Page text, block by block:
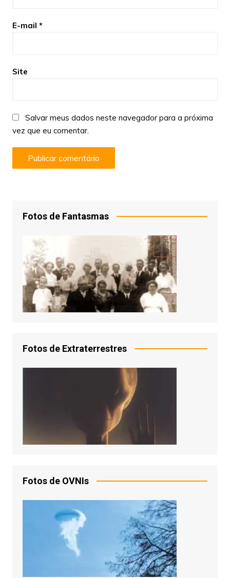
E-mail *
Site
Salvar meus dados neste navegador para a próxima
vez que eu comentar.
Fotos de Fantasmas
Fotos de Extraterrestres
Fotos de OVNIs